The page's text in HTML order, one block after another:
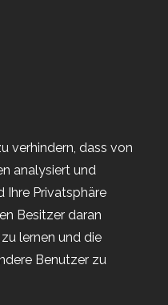
verhindern, dass von
analysiert und
Ihre Privatsphäre
Besitzer daran
lernen und die
Benutzer zu